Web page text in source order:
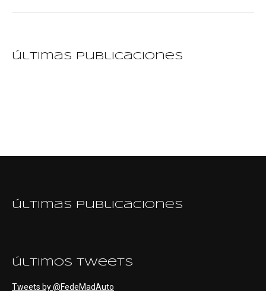
últimas publicaciones
últimas publicaciones
últimos tweets
Tweets by @FedeMadAuto